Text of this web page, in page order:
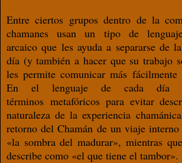
Entre ciertos grupos dentro de la
chamanes usan un tipo de
arcaico que les ayuda a separarse de
día (y también a hacer que su trabajo
les permite comunicar más
En el lenguaje de cada día
términos metafóricos para evitar
naturaleza de la experiencia
retorno del Chamán de un viaje
«la sombra del madurar», mientras
describe como «el que tiene el tambor».